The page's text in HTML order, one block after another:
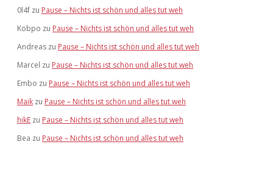
0l4f zu Pause – Nichts ist schön und alles tut weh
Kobpo zu Pause – Nichts ist schön und alles tut weh
Andreas zu Pause – Nichts ist schön und alles tut weh
Marcel zu Pause – Nichts ist schön und alles tut weh
Embo zu Pause – Nichts ist schön und alles tut weh
Maik zu Pause – Nichts ist schön und alles tut weh
hikE zu Pause – Nichts ist schön und alles tut weh
Bea zu Pause – Nichts ist schön und alles tut weh